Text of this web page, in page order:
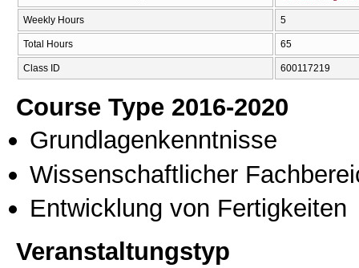
Weekly Hours 5
Total Hours 65
Class ID 600117219
Course Type 2016-2020
Grundlagenkenntnisse
Wissenschaftlicher
Entwicklung von Fertigkeiten
Veranstaltungstyp